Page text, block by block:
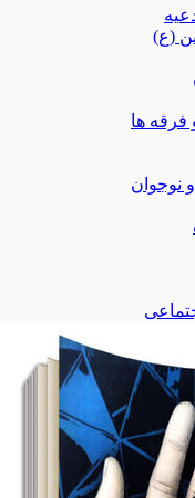
(ع)
فرقه ها
نوجوان
اجتماعی
تاریخ، جغرافیا و
افزار